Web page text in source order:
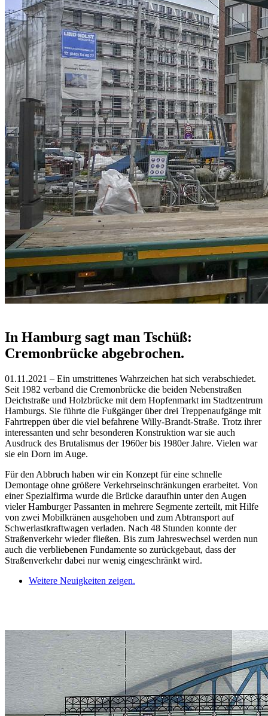
In Hamburg sagt man Tschüß:
Cremonbrücke abgebrochen.
01.11.2021 – Ein umstrittenes Wahrzeichen hat sich verabschiedet.
Seit 1982 verband die Cremonbrücke die beiden Nebenstraßen
Deichstraße und Holzbrücke mit dem Hopfenmarkt im Stadtzentrum
Hamburgs. Sie führte die Fußgänger über drei Treppenaufgänge mit
Fahrtreppen über die viel befahrene Willy-Brandt-Straße. Trotz ihrer
interessanten und sehr besonderen Konstruktion war sie auch
Ausdruck des Brutalismus der 1960er bis 1980er Jahre. Vielen war
sie ein Dorn im Auge.
Für den Abbruch haben wir ein Konzept für eine schnelle
Demontage ohne größere Verkehrseinschränkungen erarbeitet. Von
einer Spezialfirma wurde die Brücke daraufhin unter den Augen
vieler Hamburger Passanten in mehrere Segmente zerteilt, mit Hilfe
von zwei Mobilkränen ausgehoben und zum Abtransport auf
Schwerlastkraftwagen verladen. Nach 48 Stunden konnte der
Straßenverkehr wieder fließen. Bis zum Jahreswechsel werden nun
auch die verbliebenen Fundamente so zurückgebaut, dass der
Straßenverkehr dabei nur wenig eingeschränkt wird.
Weitere Neuigkeiten zeigen.